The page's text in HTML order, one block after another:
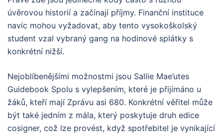
úvěrovou historií a začínají příjmy. Finanční instituce
navíc mohou vyžadovat, aby tento vysokoškolský
student vzal vybraný gang na hodinové splátky s
konkrétní nižší.
Nejoblíbenějšími možnostmi jsou Sallie Mae’utes
Guidebook Spolu s vylepšením, které je přijímáno u
žáků, kteří mají Zprávu asi 680. Konkrétní věřitel může
být také jedním z mála, který poskytuje druh edice
cosigner, což lze provést, když spotřebitel je vynikající